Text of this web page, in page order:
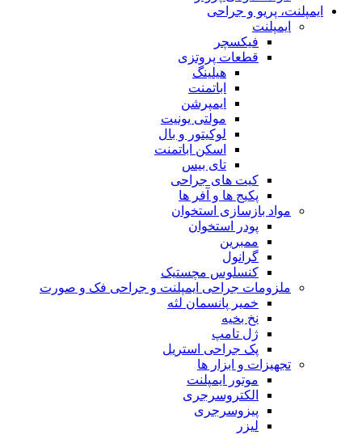
ایمپلنت، پریو و جراحی
ایمپلنت
فیکسچر
قطعات پروتزی
هیلینگ
اباتمنت
ایمپرشن
مولتی یونیت
لوکیتور و بال
اسکن اباتمنت
تای بیس
کیت های جراحی
پکیج ها و آفر ها
مواد بازسازی استخوان
پودر استخوان
ممبرین
گرانول
کنسلوس مچستیک
ملزومات جراحی ایمپلنت و جراحی فک و صورت
خمیر پانسمان لثه
نخ بخیه
ژل تامپ
پک جراحی استریل
تجهیزات و ابزار ها
موتور ایمپلنت
الکتروسرجری
پیزوسرجری
لیزر